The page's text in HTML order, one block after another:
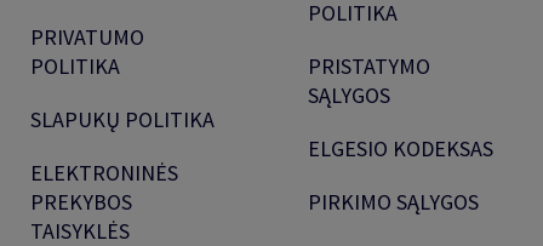
PRIVATUMO
POLITIKA
SLAPUKŲ POLITIKA
ELEKTRONINĖS
PREKYBOS
TAISYKLĖS
POLITIKA
PRISTATYMO
SĄLYGOS
ELGESIO KODEKSAS
PIRKIMO SĄLYGOS